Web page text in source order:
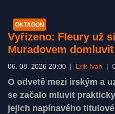
OKTAGON
Vyřízeno: Fleury už
Muradovem
06. 08. 2026 20:00 Erik Ivan
O odvetě mezi irským a
se začalo mluvit
jejich napínavého